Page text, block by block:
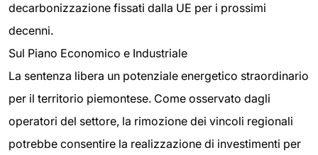
decarbonizzazione fissati dalla UE per i prossimi
decenni.
Sul Piano Economico e Industriale
La sentenza libera un potenziale energetico straordinario
per il territorio piemontese. Come osservato dagli
operatori del settore, la rimozione dei vincoli regionali
potrebbe consentire la realizzazione di investimenti per